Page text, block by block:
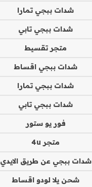
شدات ببجي تمارا
شدات ببجي تابي
متجر تقسيط
شدات ببجي اقساط
شدات ببجي تمارا
شدات ببجي تابي
فور يو ستور
متجر 4u
شدات ببجي عن طريق الايدي
شحن يلا لودو اقساط